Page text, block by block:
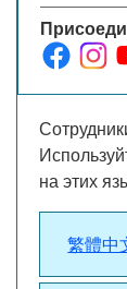
на этих
繁體中